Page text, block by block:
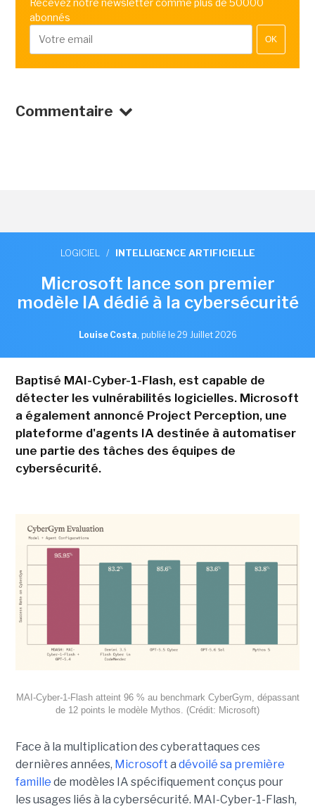
Recevez notre newsletter comme plus de 50000
abonnés
OK
Commentaire
LOGICIEL / INTELLIGENCE ARTIFICIELLE
Microsoft lance son premier
modèle IA dédié à la cybersécurité
Louise Costa, publié le 29 Juillet 2026
Baptisé MAI-Cyber-1-Flash, est capable de
détecter les vulnérabilités logicielles. Microsoft
a également annoncé Project Perception, une
plateforme d'agents IA destinée à automatiser
une partie des tâches des équipes de
cybersécurité.
MAI-Cyber-1-Flash atteint 96 % au benchmark CyberGym, dépassant
de 12 points le modèle Mythos. (Crédit: Microsoft)
Face à la multiplication des cyberattaques ces
dernières années, Microsoft a dévoilé sa première
famille de modèles IA spécifiquement conçus pour
les usages liés à la cybersécurité. MAI-Cyber-1-Flash,